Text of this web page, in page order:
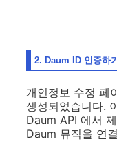
2. Daum ID 인증하기
개인정보 수정 페
생성되었습니다.
Daum API 에서
Daum 뮤직을 연